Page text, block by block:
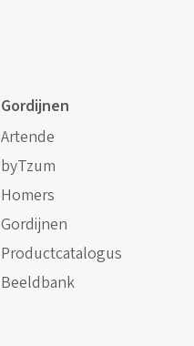
Gordijnen
Artende
byTzum
Homers
Gordijnen
Productcatalogus
Beeldbank